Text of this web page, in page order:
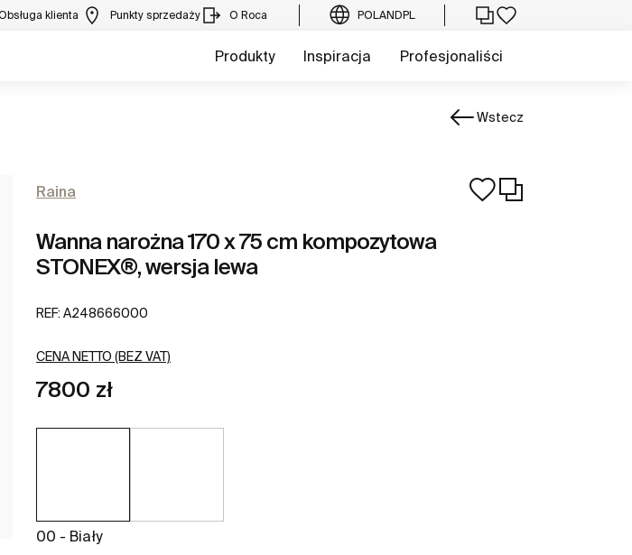
klienta Punkty sprzedaży O Roca POLANDPL
Produkty Inspiracja Profesjonaliści
Wstecz
Raina
Wanna narożna 170 x 75 cm kompozytowa
STONEX®, wersja lewa
REF: A248666000
CENA NETTO (BEZ VAT)
7800 zł
00 - Biały